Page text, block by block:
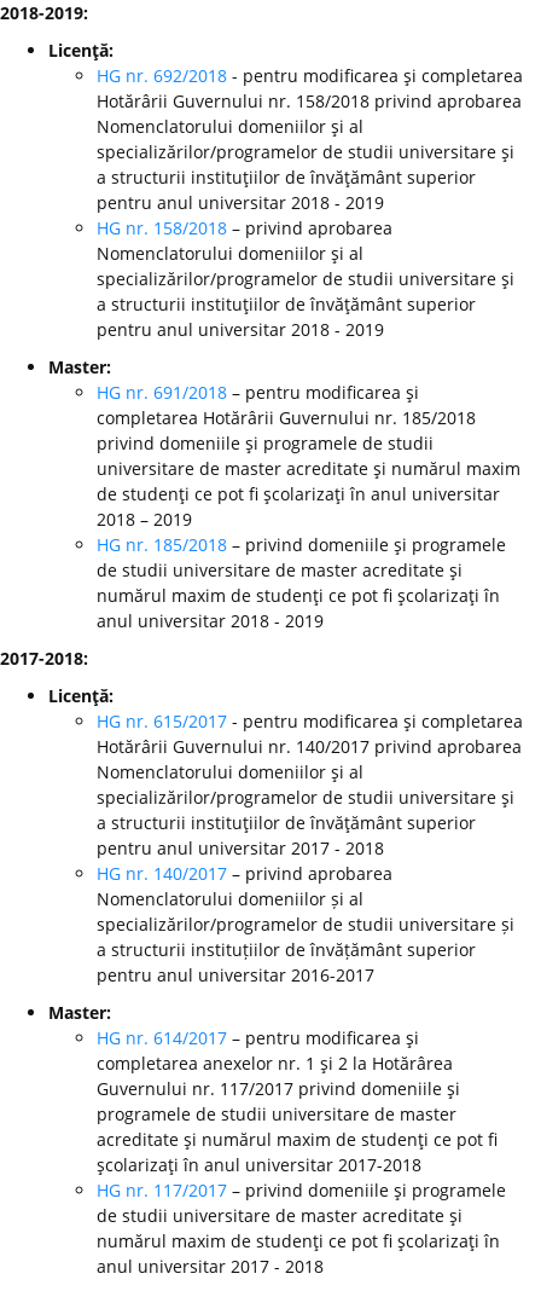
2018-2019:
Licenţă:
HG nr. 692/2018 - pentru modificarea şi completarea
Hotărârii Guvernului nr. 158/2018 privind aprobarea
Nomenclatorului domeniilor şi al
specializărilor/programelor de studii universitare şi
a structurii instituţiilor de învăţământ superior
pentru anul universitar 2018 - 2019
HG nr. 158/2018 – privind aprobarea
Nomenclatorului domeniilor şi al
specializărilor/programelor de studii universitare şi
a structurii instituţiilor de învăţământ superior
pentru anul universitar 2018 - 2019
Master:
HG nr. 691/2018 – pentru modificarea şi
completarea Hotărârii Guvernului nr. 185/2018
privind domeniile şi programele de studii
universitare de master acreditate şi numărul maxim
de studenţi ce pot fi şcolarizaţi în anul universitar
2018 – 2019
HG nr. 185/2018 – privind domeniile şi programele
de studii universitare de master acreditate şi
numărul maxim de studenţi ce pot fi şcolarizaţi în
anul universitar 2018 - 2019
2017-2018:
Licenţă:
HG nr. 615/2017 - pentru modificarea şi completarea
Hotărârii Guvernului nr. 140/2017 privind aprobarea
Nomenclatorului domeniilor şi al
specializărilor/programelor de studii universitare şi
a structurii instituţiilor de învăţământ superior
pentru anul universitar 2017 - 2018
HG nr. 140/2017 – privind aprobarea
Nomenclatorului domeniilor și al
specializărilor/programelor de studii universitare și
a structurii instituțiilor de învățământ superior
pentru anul universitar 2016-2017
Master:
HG nr. 614/2017 – pentru modificarea şi
completarea anexelor nr. 1 şi 2 la Hotărârea
Guvernului nr. 117/2017 privind domeniile şi
programele de studii universitare de master
acreditate şi numărul maxim de studenţi ce pot fi
şcolarizaţi în anul universitar 2017-2018
HG nr. 117/2017 – privind domeniile şi programele
de studii universitare de master acreditate şi
numărul maxim de studenţi ce pot fi şcolarizaţi în
anul universitar 2017 - 2018